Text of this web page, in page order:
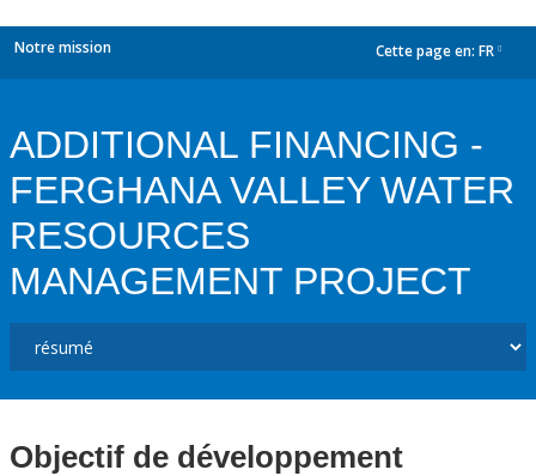
Notre mission Cette page en: FR
ADDITIONAL FINANCING -
FERGHANA VALLEY WATER
RESOURCES
MANAGEMENT PROJECT
Objectif de développement